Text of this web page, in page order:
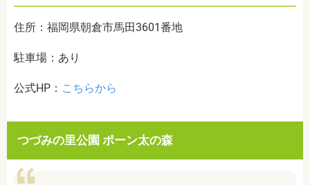
住所：福岡県朝倉市馬田3601番地
駐車場：あり
公式HP： こちらから
つづみの里公園 ポーン太の森